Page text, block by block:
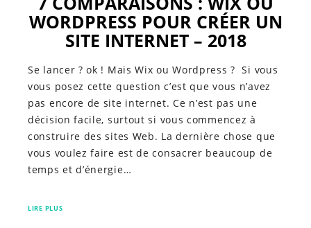
WORDPRESS POUR CRÉER UN
SITE INTERNET – 2018
Se lancer ? ok ! Mais Wix ou Wordpress ? Si vous
vous posez cette question c’est que vous n’avez
pas encore de site internet. Ce n’est pas une
décision facile, surtout si vous commencez à
construire des sites Web. La dernière chose que
vous voulez faire est de consacrer beaucoup de
temps et d’énergie…
LIRE PLUS